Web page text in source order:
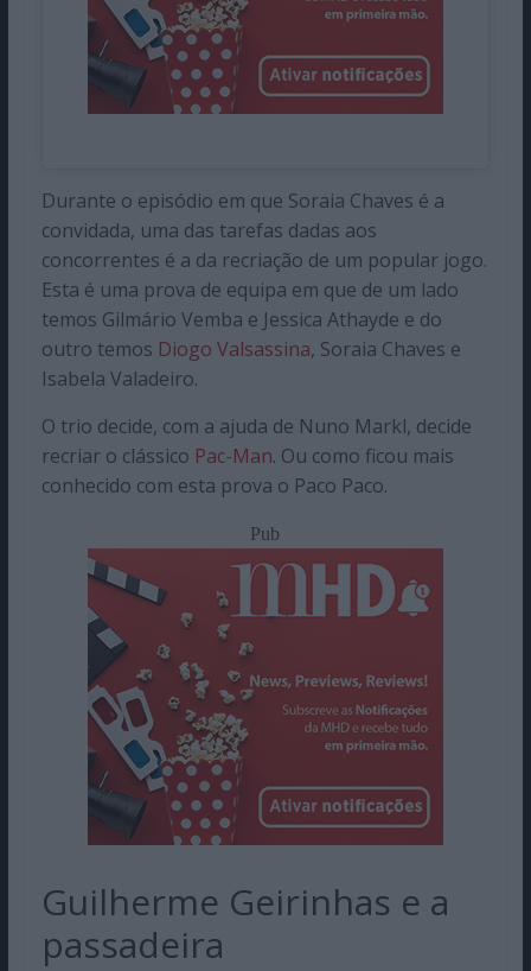
Durante o episódio em que Soraia Chaves é a
convidada, uma das tarefas dadas aos
concorrentes é a da recriação de um popular jogo.
Esta é uma prova de equipa em que de um lado
temos Gilmário Vemba e Jessica Athayde e do
outro temos Diogo Valsassina, Soraia Chaves e
Isabela Valadeiro.
O trio decide, com a ajuda de Nuno Markl, decide
recriar o clássico Pac-Man. Ou como ficou mais
conhecido com esta prova o Paco Paco.
Pub
Guilherme Geirinhas e a
passadeira